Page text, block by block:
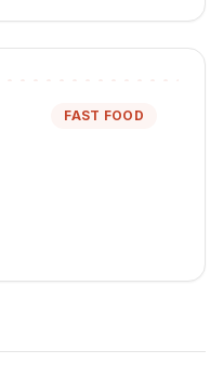
FAST FOOD